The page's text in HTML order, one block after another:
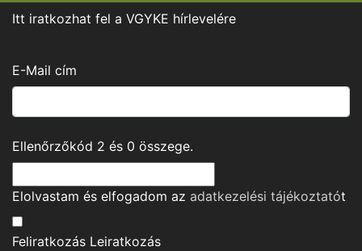
Itt iratkozhat fel a VGYKE hírlevelére
E-Mail cím
Ellenőrzőkód 2 és 0 összege.
Elolvastam és elfogadom az adatkezelési tájékoztatót
Feliratkozás Leiratkozás